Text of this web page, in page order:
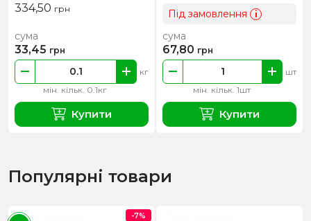
334,50 грн
мін. кільк. 0.1кг
кг
сума
33,45 грн
Купити
Під замовлення i
мін. кільк. 1шт
шт
сума
67,80 грн
Купити
Популярні товари
-7%